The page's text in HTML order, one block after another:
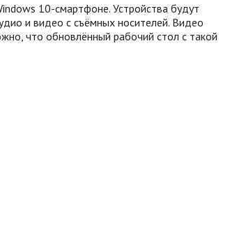
10-смартфоне. Устройства будут
и видео с съёмных носителей. Видео
что обновлённый рабочий стол с такой